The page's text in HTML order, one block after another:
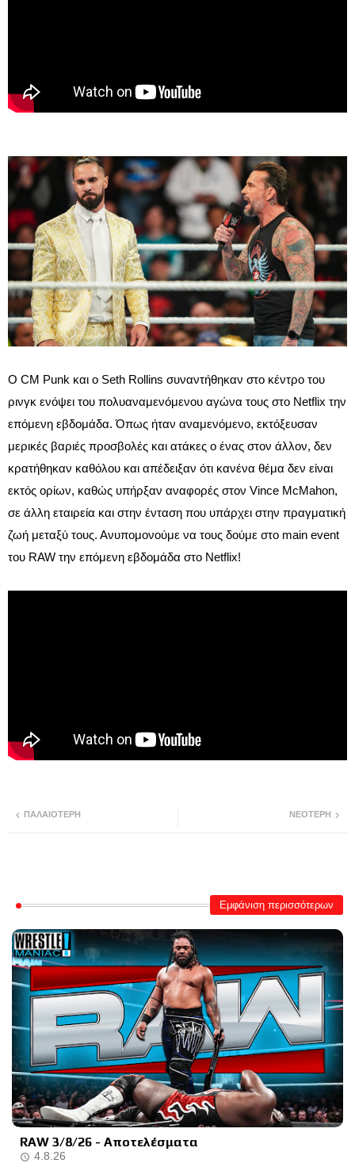
Ο CM Punk και ο Seth Rollins συναντήθηκαν στο κέντρο του
ρινγκ ενόψει του πολυαναμενόμενου αγώνα τους στο Netflix την
επόμενη εβδομάδα. Όπως ήταν αναμενόμενο, εκτόξευσαν
μερικές βαριές προσβολές και ατάκες ο ένας στον άλλον, δεν
κρατήθηκαν καθόλου και απέδειξαν ότι κανένα θέμα δεν είναι
εκτός ορίων, καθώς υπήρξαν αναφορές στον Vince McMahon,
σε άλλη εταιρεία και στην ένταση που υπάρχει στην πραγματική
ζωή μεταξύ τους. Ανυπομονούμε να τους δούμε στο main event
του RAW την επόμενη εβδομάδα στο Netflix!
ΝΕΌΤΕΡΗ
ΠΑΛΑΙΌΤΕΡΗ
Εμφάνιση περισσότερων
RAW 3/8/26 - Αποτελέσματα
4.8.26